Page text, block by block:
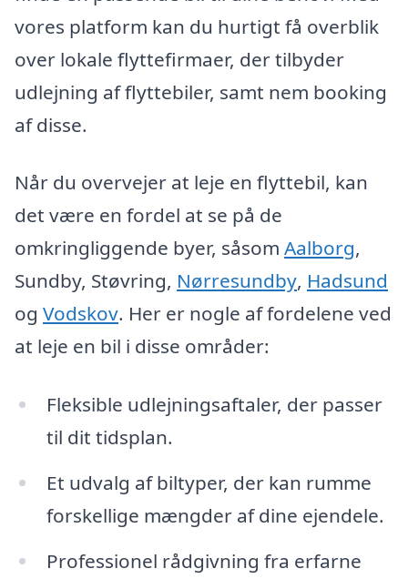
vores platform kan du hurtigt få overblik
over lokale flyttefirmaer, der tilbyder
udlejning af flyttebiler, samt nem booking
af disse.
Når du overvejer at leje en flyttebil, kan
det være en fordel at se på de
omkringliggende byer, såsom Aalborg,
Sundby, Støvring, Nørresundby, Hadsund
og Vodskov. Her er nogle af fordelene ved
at leje en bil i disse områder:
Fleksible udlejningsaftaler, der passer
til dit tidsplan.
Et udvalg af biltyper, der kan rumme
forskellige mængder af dine ejendele.
Professionel rådgivning fra erfarne